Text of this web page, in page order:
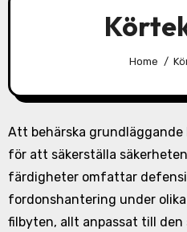
Home
Att behärska grundläggande
för att säkerställa
färdigheter omfattar
fordonshantering under
filbyten, allt anpassat till